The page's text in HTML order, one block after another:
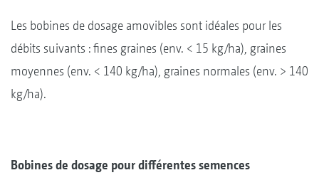
Les bobines de dosage amovibles sont idéales pour les
débits suivants : fines graines (env. < 15 kg/ha), graines
moyennes (env. < 140 kg/ha), graines normales (env. > 140
kg/ha).
Bobines de dosage pour différentes semences